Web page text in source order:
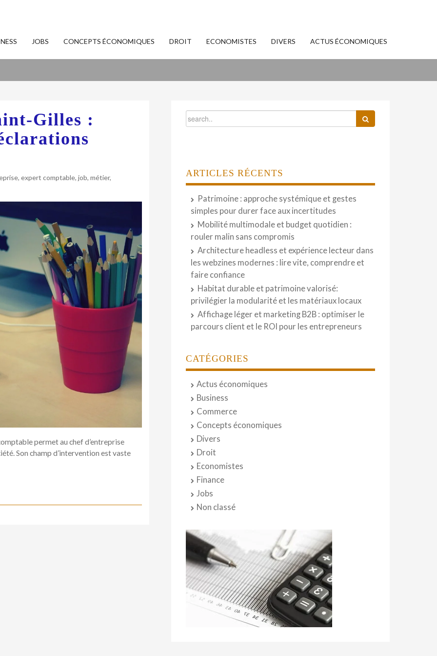
JOBS CONCEPTS ÉCONOMIQUES DROIT ECONOMISTES DIVERS ACTUS ÉCONOMIQUES
Gilles :
, expert comptable, job, métier,
permet au chef d’entreprise
Son champ d’intervention est vaste
ARTICLES RÉCENTS
Patrimoine : approche systémique et gestes
simples pour durer face aux incertitudes
Mobilité multimodale et budget quotidien :
rouler malin sans compromis
Architecture headless et expérience lecteur dans
les webzines modernes : lire vite, comprendre et
faire confiance
Habitat durable et patrimoine valorisé:
privilégier la modularité et les matériaux locaux
Affichage léger et marketing B2B : optimiser le
parcours client et le ROI pour les entrepreneurs
CATÉGORIES
Actus économiques
Business
Commerce
Concepts économiques
Divers
Droit
Economistes
Finance
Jobs
Non classé